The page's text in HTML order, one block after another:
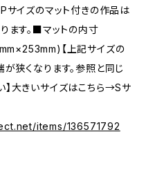
サイズのマット付きの作品は
ます。■マットの内寸
【上記サイズの
狭くなります。参照と同じ
大きいサイズはこちら→Sサ
items/136571792